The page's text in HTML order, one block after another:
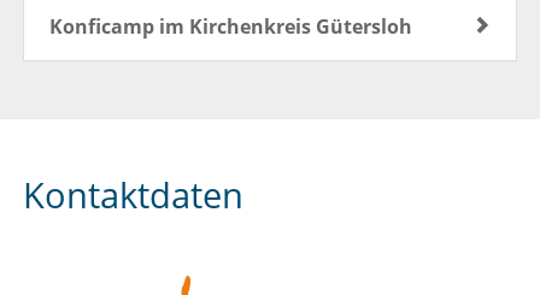
Konficamp im Kirchenkreis Gütersloh
Kontaktdaten